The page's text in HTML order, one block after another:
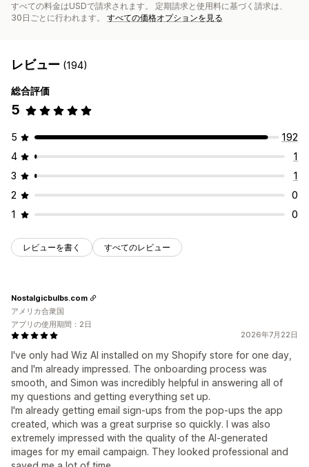
すべての料金はUSDで請求されます。 定期請求と使用料に基づく請求は、
30日ごとに行われます。 すべての価格オプションを見る
レビュー (194)
総合評価
5
5
192
4
1
3
1
2
0
1
0
レビューを書く すべてのレビュー
2026年7月22日
I've only had Wiz AI installed on my Shopify store for one day,
and I'm already impressed. The onboarding process was
smooth, and Simon was incredibly helpful in answering all of
my questions and getting everything set up.
I'm already getting email sign-ups from the pop-ups the app
created, which was a great surprise so quickly. I was also
extremely impressed with the quality of the AI-generated
images for my email campaign. They looked professional and
Nostalgicbulbs.com
アメリカ合衆国
アプリの使用期間：2日